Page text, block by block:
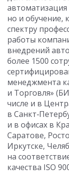
автоматизация
но и обучение,
спектру
работы
внедрений
более 1500
менеджмента
и Торговля»
числе и в
в
и в офисах в
Саратове,
Иркутске,
на
качества ISO